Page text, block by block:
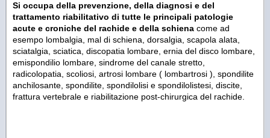
Si occupa della prevenzione, della diagnosi e del
trattamento riabilitativo di tutte le principali patologie
acute e croniche del rachide e della schiena come ad
esempo lombalgia, mal di schiena, dorsalgia, scapola alata,
sciatalgia, sciatica, discopatia lombare, ernia del disco lombare,
emispondilio lombare, sindrome del canale stretto,
radicolopatia, scoliosi, artrosi lombare ( lombartrosi ), spondilite
anchilosante, spondilite, spondilolisi e spondilolistesi, discite,
frattura vertebrale e riabilitazione post-chirurgica del rachide.